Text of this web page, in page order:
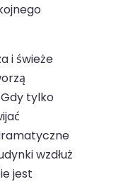
i świeże
tylko
wzdłuż
jest